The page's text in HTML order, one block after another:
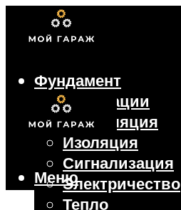
Фундамент
Коммуникации
Вентиляция
Изоляция
Сигнализация
Электричество
Тепло
Меню